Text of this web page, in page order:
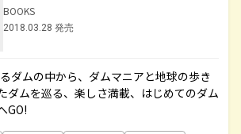
BOOKS
2018.03.28 発売
ダムの中から、ダムマニアと地球の歩き
ダムを巡る、楽しさ満載、はじめてのダム
GO!